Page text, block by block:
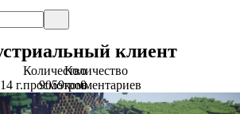
клиент
г.
Количество
просмотров
9059
Количество
комментариев
0